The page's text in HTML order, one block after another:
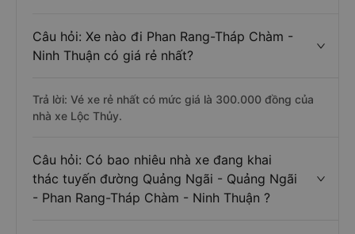
Câu hỏi: Xe nào đi Phan Rang-Tháp Chàm -
Ninh Thuận có giá rẻ nhất?
Trả lời: Vé xe rẻ nhất có mức giá là 300.000 đồng của
nhà xe Lộc Thủy.
Câu hỏi: Có bao nhiêu nhà xe đang khai
thác tuyến đường Quảng Ngãi - Quảng Ngãi
- Phan Rang-Tháp Chàm - Ninh Thuận ?